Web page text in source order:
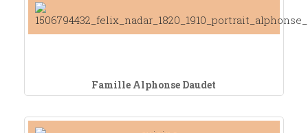
Famille Alphonse Daudet